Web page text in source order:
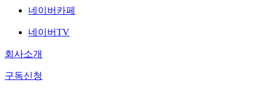
네이버카페
네이버TV
회사소개
구독신청